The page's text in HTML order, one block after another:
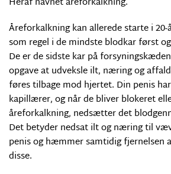
Åreforkalkning kan allerede starte i
som regel i de mindste blodkar først
De er de sidste kar på
opgave at udveksle ilt, næring og
føres tilbage mod hjertet. Din penis
kapillærer, og når de bliver blokeret
åreforkalkning, nedsætter det
Det betyder nedsat ilt og næring til
penis og hæmmer samtidig fjernelsen
disse.